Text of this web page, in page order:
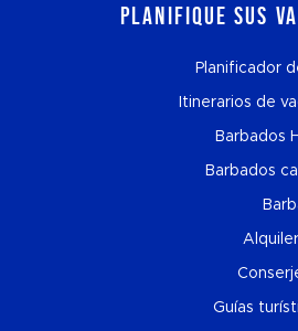
Planifique sus
Planificador
Itinerarios de
Barbados
Barbados
Guías